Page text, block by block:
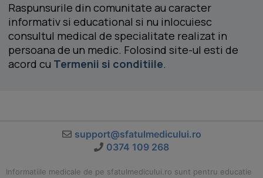
Raspunsurile din comunitate au caracter
informativ si educational si nu inlocuiesc
consultul medical de specialitate realizat in
persoana de un medic. Folosind site-ul esti de
acord cu Termenii si conditiile.
support@sfatulmedicului.ro
0374 109 268
Informatiile medicale de pe sfatulmedicului.ro sunt pentru educatie